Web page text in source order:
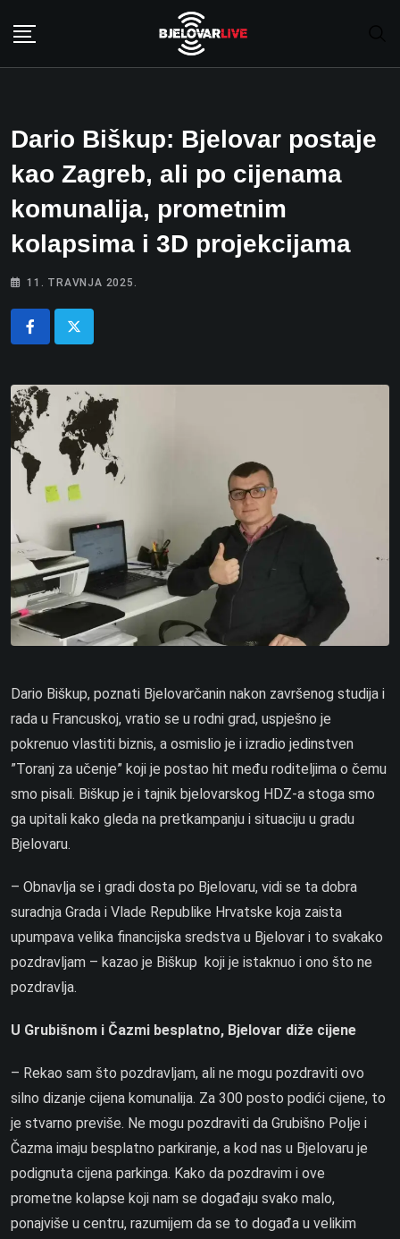
Dario Biškup: Bjelovar postaje
kao Zagreb, ali po cijenama
komunalija, prometnim
kolapsima i 3D projekcijama
11. TRAVNJA 2025.
Dario Biškup, poznati Bjelovarčanin nakon završenog studija i
rada u Francuskoj, vratio se u rodni grad, uspješno je
pokrenuo vlastiti biznis, a osmislio je i izradio jedinstven
”Toranj za učenje” koji je postao hit među roditeljima o čemu
smo pisali. Biškup je i tajnik bjelovarskog HDZ-a stoga smo
ga upitali kako gleda na pretkampanju i situaciju u gradu
Bjelovaru.
– Obnavlja se i gradi dosta po Bjelovaru, vidi se ta dobra
suradnja Grada i Vlade Republike Hrvatske koja zaista
upumpava velika financijska sredstva u Bjelovar i to svakako
pozdravljam – kazao je Biškup koji je istaknuo i ono što ne
pozdravlja.
U Grubišnom i Čazmi besplatno, Bjelovar diže cijene
– Rekao sam što pozdravljam, ali ne mogu pozdraviti ovo
silno dizanje cijena komunalija. Za 300 posto podići cijene, to
je stvarno previše. Ne mogu pozdraviti da Grubišno Polje i
Čazma imaju besplatno parkiranje, a kod nas u Bjelovaru je
podignuta cijena parkinga. Kako da pozdravim i ove
prometne kolapse koji nam se događaju svako malo,
ponajviše u centru, razumijem da se to događa u velikim